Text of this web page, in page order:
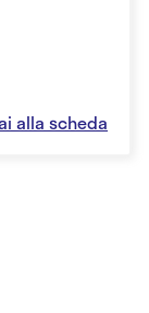
alla scheda